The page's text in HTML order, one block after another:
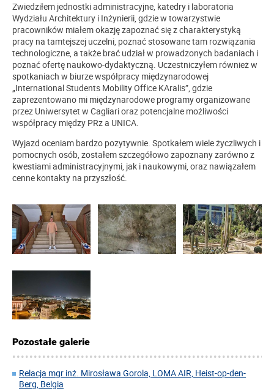
Zwiedziłem jednostki administracyjne, katedry i laboratoria
Wydziału Architektury i Inżynierii, gdzie w towarzystwie
pracowników miałem okazję zapoznać się z charakterystyką
pracy na tamtejszej uczelni, poznać stosowane tam rozwiązania
technologiczne, a także brać udział w prowadzonych badaniach i
poznać ofertę naukowo-dydaktyczną. Uczestniczyłem również w
spotkaniach w biurze współpracy międzynarodowej
„International Students Mobility Office KAralis”, gdzie
zaprezentowano mi międzynarodowe programy organizowane
przez Uniwersytet w Cagliari oraz potencjalne możliwości
współpracy między PRz a UNICA.
Wyjazd oceniam bardzo pozytywnie. Spotkałem wiele życzliwych i
pomocnych osób, zostałem szczegółowo zapoznany zarówno z
kwestiami administracyjnymi, jak i naukowymi, oraz nawiązałem
cenne kontakty na przyszłość.
Pozostałe galerie
Relacja mgr inż. Mirosława Gorola, LOMA AIR, Heist-op-den-
Berg, Belgia